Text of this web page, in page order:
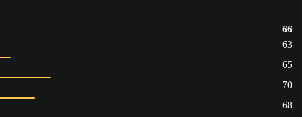
66
63
65
70
68